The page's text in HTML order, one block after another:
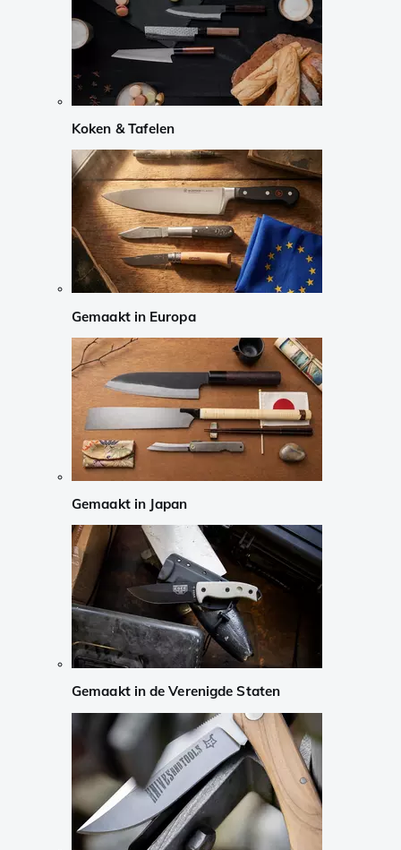
Koken & Tafelen
Gemaakt in Europa
Gemaakt in Japan
Gemaakt in de Verenigde Staten